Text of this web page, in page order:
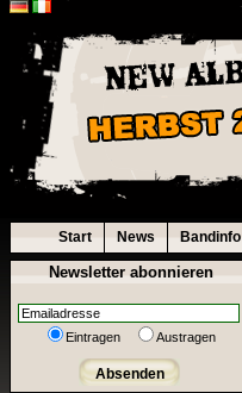
Start News Bandinfo
Newsletter abonnieren
Eintragen Austragen
Absenden